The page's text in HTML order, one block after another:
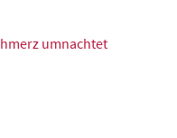
umnachtet